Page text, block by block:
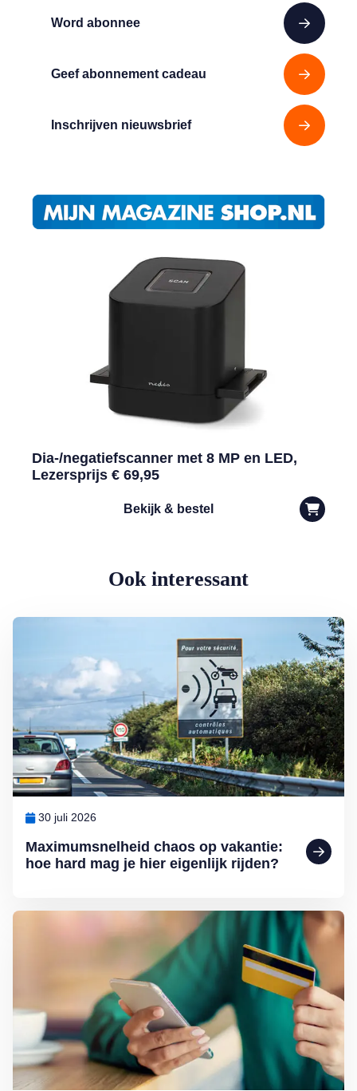
Word abonnee
Geef abonnement cadeau
Inschrijven nieuwsbrief
Dia-/negatiefscanner met 8 MP en LED,
Lezersprijs € 69,95
Bekijk & bestel
Ook interessant
Maximumsnelheid chaos op vakantie:
hoe hard mag je hier eigenlijk rijden?
30 juli 2026
Lees meer over Maximumsnelheid chaos op vakantie: hoe hard
Lees meer over Help, de bank-app werkt niet meer